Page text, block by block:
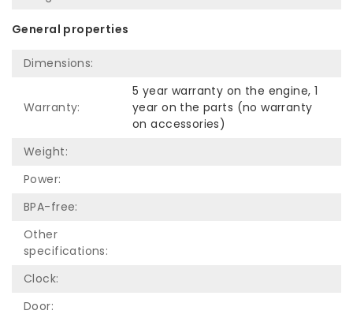
General properties
Dimensions:
Warranty:
5 year warranty on the engine, 1
year on the parts (no warranty
on accessories)
Weight:
Power:
BPA-free:
Other
specifications:
Clock:
Door: